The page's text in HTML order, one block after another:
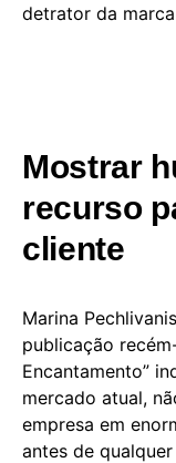
detrator da
Mostrar
recurso
cliente
Marina
publicação
Encantamento”
mercado atual,
empresa em
antes de